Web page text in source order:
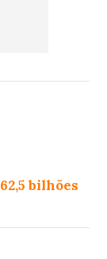
bilhões